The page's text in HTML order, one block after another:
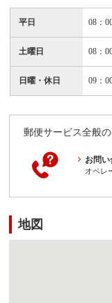
平日 08：
土曜日 08：
日曜・休日 09：
郵便サービス全般
お問
オペレ
地図